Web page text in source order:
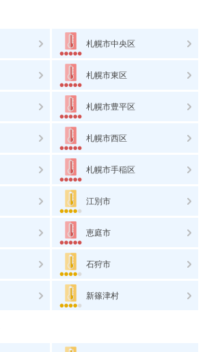
札幌市中央区
札幌市東区
札幌市豊平区
札幌市西区
札幌市手稲区
江別市
恵庭市
石狩市
新篠津村